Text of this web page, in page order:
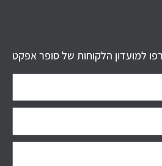
למועדון הלקוחות של סופר אפקט